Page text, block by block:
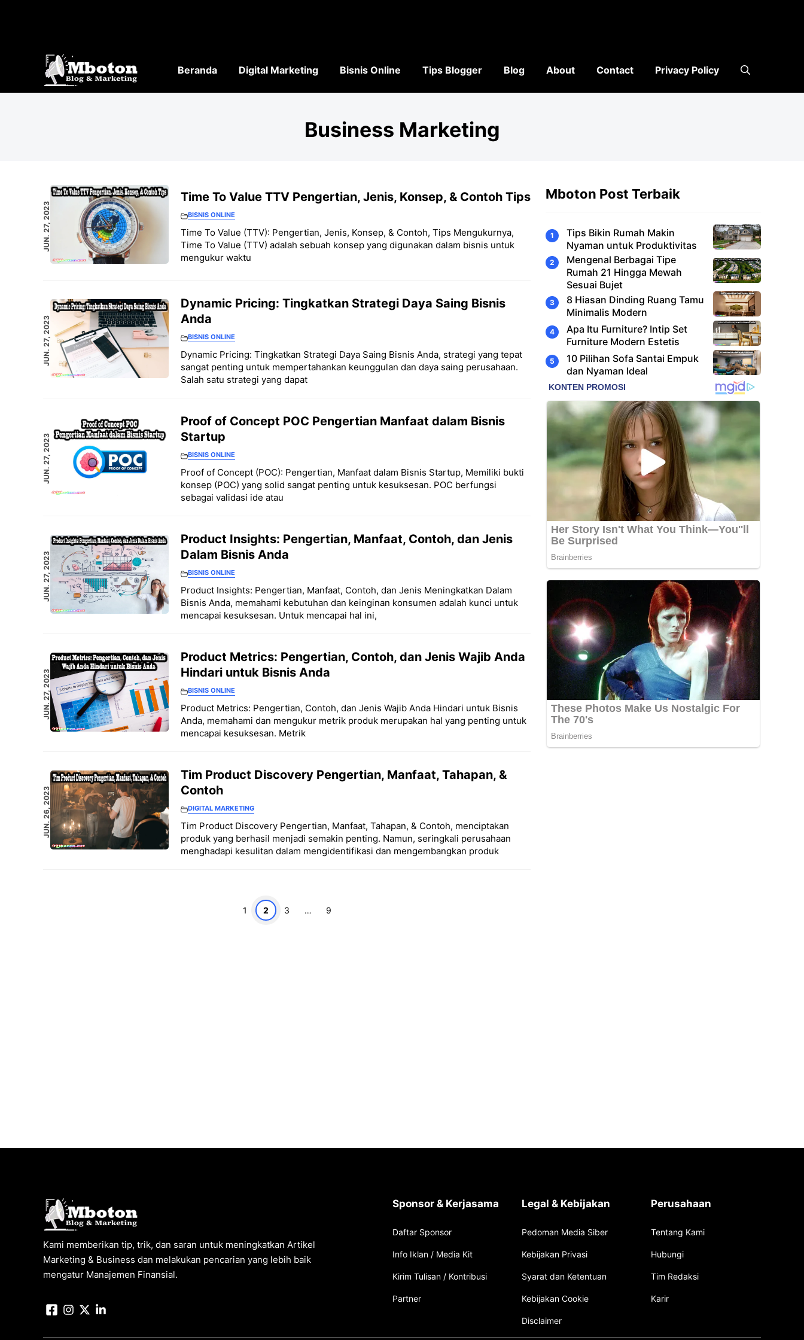
Beranda Digital Marketing Bisnis Online Tips Blogger Blog About Contact Privacy Policy
Business Marketing
JUN. 27, 2023
Time To Value TTV Pengertian, Jenis, Konsep, & Contoh Tips
BISNIS ONLINE
Time To Value (TTV): Pengertian, Jenis, Konsep, & Contoh, Tips Mengukurnya,
Time To Value (TTV) adalah sebuah konsep yang digunakan dalam bisnis untuk
mengukur waktu
JUN. 27, 2023
Dynamic Pricing: Tingkatkan Strategi Daya Saing Bisnis
Anda
BISNIS ONLINE
Dynamic Pricing: Tingkatkan Strategi Daya Saing Bisnis Anda, strategi yang tepat
sangat penting untuk mempertahankan keunggulan dan daya saing perusahaan.
Salah satu strategi yang dapat
JUN. 27, 2023
Proof of Concept POC Pengertian Manfaat dalam Bisnis
Startup
BISNIS ONLINE
Proof of Concept (POC): Pengertian, Manfaat dalam Bisnis Startup, Memiliki bukti
konsep (POC) yang solid sangat penting untuk kesuksesan. POC berfungsi
sebagai validasi ide atau
JUN. 27, 2023
Product Insights: Pengertian, Manfaat, Contoh, dan Jenis
Dalam Bisnis Anda
BISNIS ONLINE
Product Insights: Pengertian, Manfaat, Contoh, dan Jenis Meningkatkan Dalam
Bisnis Anda, memahami kebutuhan dan keinginan konsumen adalah kunci untuk
mencapai kesuksesan. Untuk mencapai hal ini,
JUN. 27, 2023
Product Metrics: Pengertian, Contoh, dan Jenis Wajib Anda
Hindari untuk Bisnis Anda
BISNIS ONLINE
Product Metrics: Pengertian, Contoh, dan Jenis Wajib Anda Hindari untuk Bisnis
Anda, memahami dan mengukur metrik produk merupakan hal yang penting untuk
mencapai kesuksesan. Metrik
JUN. 26, 2023
Tim Product Discovery Pengertian, Manfaat, Tahapan, &
Contoh
DIGITAL MARKETING
Tim Product Discovery Pengertian, Manfaat, Tahapan, & Contoh, menciptakan
produk yang berhasil menjadi semakin penting. Namun, seringkali perusahaan
menghadapi kesulitan dalam mengidentifikasi dan mengembangkan produk
Halaman
1 Halaman
2 Halaman
3 … Halaman
9
Mboton Post Terbaik
Tips Bikin Rumah Makin
Nyaman untuk Produktivitas
Mengenal Berbagai Tipe
Rumah 21 Hingga Mewah
Sesuai Bujet
8 Hiasan Dinding Ruang Tamu
Minimalis Modern
Apa Itu Furniture? Intip Set
Furniture Modern Estetis
10 Pilihan Sofa Santai Empuk
dan Nyaman Ideal
Kami memberikan tip, trik, dan saran untuk meningkatkan Artikel
Marketing & Business dan melakukan pencarian yang lebih baik
mengatur Manajemen Finansial.
Sponsor & Kerjasama
Daftar Sponsor
Info Iklan / Media Kit
Kirim Tulisan / Kontribusi
Partner
Legal & Kebijakan
Pedoman Media Siber
Kebijakan Privasi
Syarat dan Ketentuan
Kebijakan Cookie
Disclaimer
Perusahaan
Tentang Kami
Hubungi
Tim Redaksi
Karir